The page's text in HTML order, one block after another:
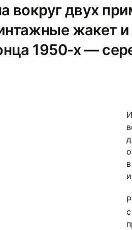
вокруг двух
жакет и
1950-х —